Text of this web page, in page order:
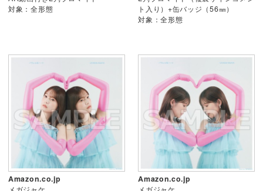
対象：全形態
ト入り）+缶バッジ（56㎜）
対象：全形態
Amazon.co.jp
Amazon.co.jp